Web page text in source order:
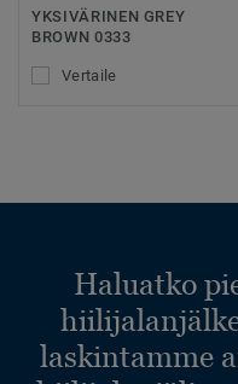
YKSIVÄRINEN GREY
BROWN 0333
Vertaile
Haluatko
laskintamme